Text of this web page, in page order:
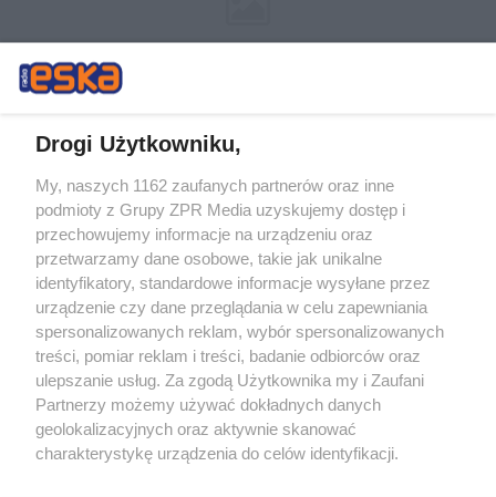
Żaden utwór zamieszczony w serwisie nie może być powielany i
rozpowszechniany lub dalej rozpowszechniany w jakikolwiek sposób (w
tym także elektroniczny lub mechaniczny) na jakimkolwiek polu
eksploatacji w jakiejkolwiek formie, włącznie z umieszczaniem w
Internecie bez pisemnej zgody właściciela praw. Jakiekolwiek użycie lub
wykorzystanie utworów w całości lub w części z naruszeniem prawa,
tzn. bez właściwej zgody, jest zabronione pod groźbą kary i może być
ścigane prawnie.
Drogi Użytkowniku,
My, naszych 1162 zaufanych partnerów oraz inne
podmioty z Grupy ZPR Media uzyskujemy dostęp i
przechowujemy informacje na urządzeniu oraz
przetwarzamy dane osobowe, takie jak unikalne
identyfikatory, standardowe informacje wysyłane przez
urządzenie czy dane przeglądania w celu zapewniania
spersonalizowanych reklam, wybór spersonalizowanych
treści, pomiar reklam i treści, badanie odbiorców oraz
ulepszanie usług. Za zgodą Użytkownika my i Zaufani
Partnerzy możemy używać dokładnych danych
geolokalizacyjnych oraz aktywnie skanować
charakterystykę urządzenia do celów identyfikacji.